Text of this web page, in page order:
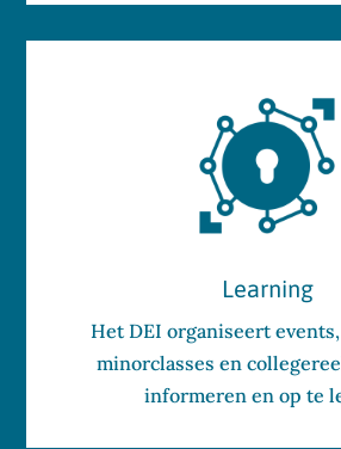
Learning
Het DEI organiseert
minorclasses en
informeren en op te